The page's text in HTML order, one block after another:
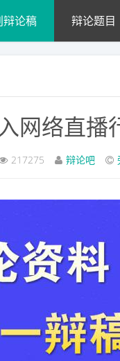
辩论稿 辩论题目
网络直播
217275 辩论吧